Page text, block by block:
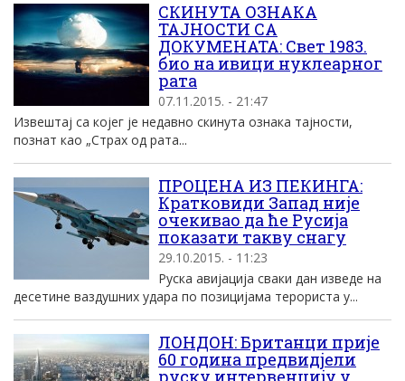
СКИНУТА ОЗНАКА
ТАЈНОСТИ СА
ДОКУМЕНАТА: Свет 1983.
био на ивици нуклеарног
рата
07.11.2015. - 21:47
Извештај са којег је недавно скинута ознака тајности,
познат као „Страх од рата...
ПРОЦЕНА ИЗ ПЕКИНГА:
Кратковиди Запад није
очекивао да ће Русија
показати такву снагу
29.10.2015. - 11:23
Руска авијација сваки дан изведе на
десетине ваздушних удара по позицијама терориста у...
ЛОНДОН: Британци прије
60 година предвидјели
руску интервенцију у